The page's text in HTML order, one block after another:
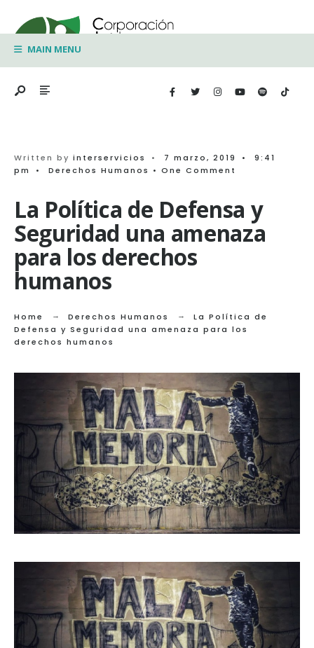
to
contentMAIN MENU
Written by interservicios • 7 marzo, 2019 •
9:41
pm
• Derechos Humanos • One Comment
La Política de Defensa y
Seguridad una amenaza
para los derechos
humanos
Home Derechos Humanos
La Política de
Defensa y Seguridad una amenaza para los
derechos humanos
for: